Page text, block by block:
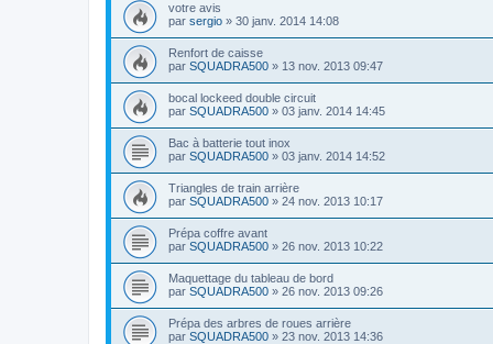
votre avis
par sergio » 30 janv. 2014 14:08
Renfort de caisse
par SQUADRA500 » 13 nov. 2013 09:47
bocal lockeed double circuit
par SQUADRA500 » 03 janv. 2014 14:45
Bac à batterie tout inox
par SQUADRA500 » 03 janv. 2014 14:52
Triangles de train arrière
par SQUADRA500 » 24 nov. 2013 10:17
Prépa coffre avant
par SQUADRA500 » 26 nov. 2013 10:22
Maquettage du tableau de bord
par SQUADRA500 » 26 nov. 2013 09:26
Prépa des arbres de roues arrière
par SQUADRA500 » 23 nov. 2013 14:36